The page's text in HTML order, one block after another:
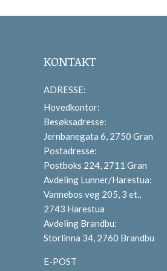
KONTAKT
ADRESSE:
Hovedkontor:
Besøksadresse:
Jernbanegata 6, 2750 Gran
Postadresse:
Postboks 224, 2711 Gran
Avdeling Lunner/Harestua:
Vannebos veg 205, 3 et.,
2743 Harestua
Avdeling Brandbu:
Storlinna 34, 2760 Brandbu
E-POST